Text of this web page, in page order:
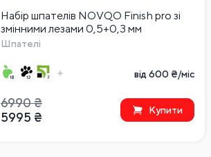
Набір шпателів NOVQO Finish pro зі
змінними лезами 0,5+0,3 мм
Шпателі
від 600 ₴/міс
6990₴
5995 ₴ Купити